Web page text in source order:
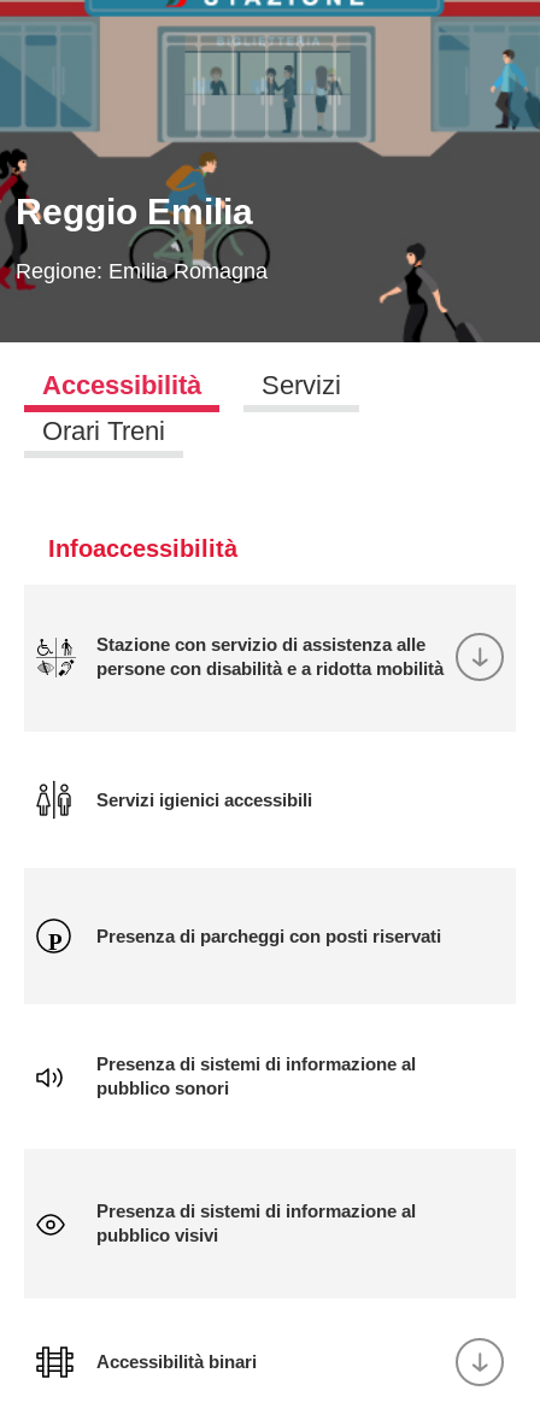
Reggio Emilia
Regione: Emilia Romagna
Accessibilità
Servizi
Orari Treni
Infoaccessibilità
Stazione con servizio di assistenza alle
persone con disabilità e a ridotta mobilità
Servizi igienici accessibili
Presenza di parcheggi con posti riservati
Presenza di sistemi di informazione al
pubblico sonori
Presenza di sistemi di informazione al
pubblico visivi
Accessibilità binari